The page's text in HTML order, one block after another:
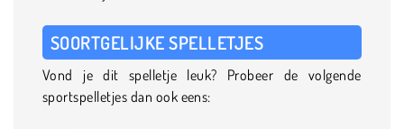
SOORTGELIJKE SPELLETJES
Vond je dit spelletje leuk? Probeer de volgende
sportspelletjes dan ook eens: